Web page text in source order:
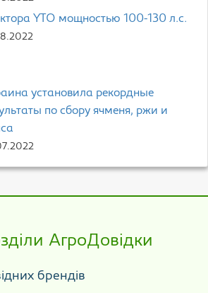
YTO мощностью 100-130 л.с.
установила рекордные
по сбору ячменя, ржи и
АгроДовідки
брендів